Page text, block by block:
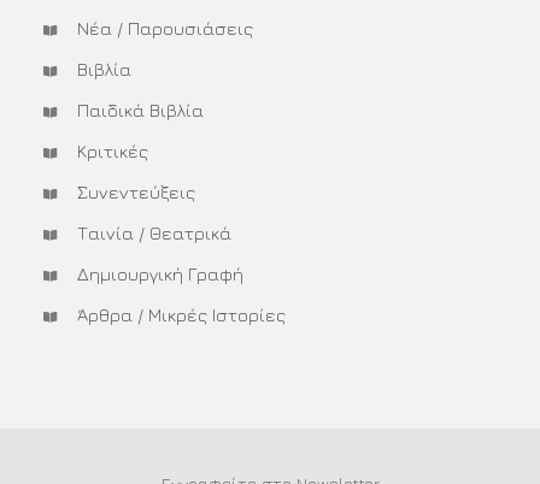
Νέα / Παρουσιάσεις
Βιβλία
Παιδικά Βιβλία
Κριτικές
Συνεντεύξεις
Ταινία / Θεατρικά
Δημιουργική Γραφή
Άρθρα / Μικρές Ιστορίες